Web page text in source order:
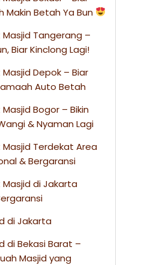
Makin Betah Ya Bun
Tangerang –
Biar Kinclong Lagi!
Depok – Biar
Auto Betah
Bogor – Bikin
& Nyaman Lagi
Terdekat Area
& Bergaransi
di Jakarta
di Jakarta
di Bekasi Barat –
Masjid yang